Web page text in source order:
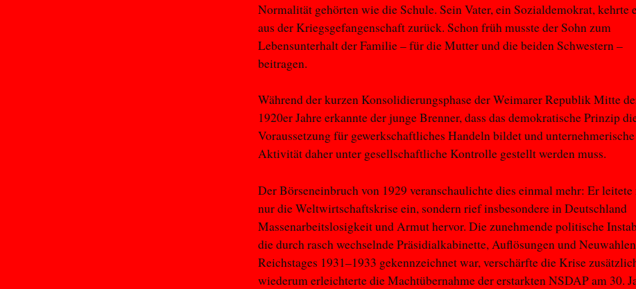
Normalität gehörten wie die Schule. Sein Vater, ein Sozialdemokrat, kehrte
aus der Kriegsgefangenschaft zurück. Schon früh musste der Sohn zum
Lebensunterhalt der Familie – für die Mutter und die beiden Schwestern –
beitragen.
Während der kurzen Konsolidierungsphase der Weimarer Republik Mitte
1920er Jahre erkannte der junge Brenner, dass das demokratische Prinzip
Voraussetzung für gewerkschaftliches Handeln bildet und unternehmerische
Aktivität daher unter gesellschaftliche Kontrolle gestellt werden muss.
Der Börseneinbruch von 1929 veranschaulichte dies einmal mehr: Er
nur die Weltwirtschaftskrise ein, sondern rief insbesondere in Deutschland
Massenarbeitslosigkeit und Armut hervor. Die zunehmende politische
die durch rasch wechselnde Präsidialkabinette, Auflösungen und
Reichstages 1931–1933 gekennzeichnet war, verschärfte die Krise
wiederum erleichterte die Machtübernahme der erstarkten NSDAP am 30.